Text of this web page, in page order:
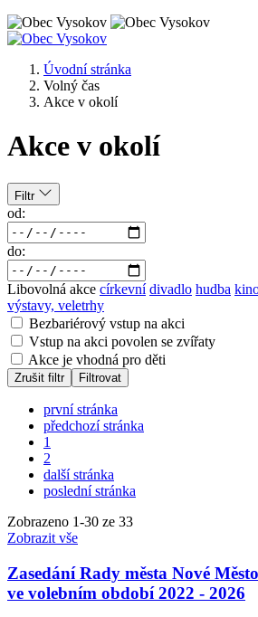
Úvodní stránka
Volný čas
Akce v okolí
Akce v okolí
Filtr
od:
do:
Libovolná akce církevní divadlo hudba
výstavy, veletrhy
Bezbariérový vstup na akci
Vstup na akci povolen se zvířaty
Akce je vhodná pro děti
Zrušit filtr Filtrovat
první stránka
předchozí stránka
1
2
další stránka
poslední stránka
Zobrazeno 1-30 ze 33
Zobrazit vše
Zasedání Rady města Nové
ve volebním období 2022 - 2026